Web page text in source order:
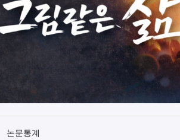
논문통계